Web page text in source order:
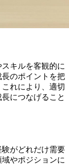
キルを客観的に
のポイントを把
れにより、適切
につなげること
がどれだけ需要
やポジションに